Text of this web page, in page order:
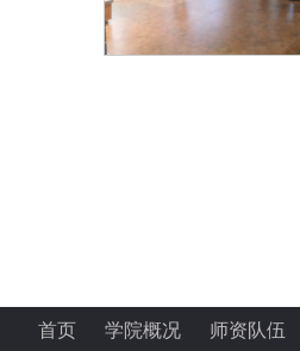
首页 学院概况 师资队伍